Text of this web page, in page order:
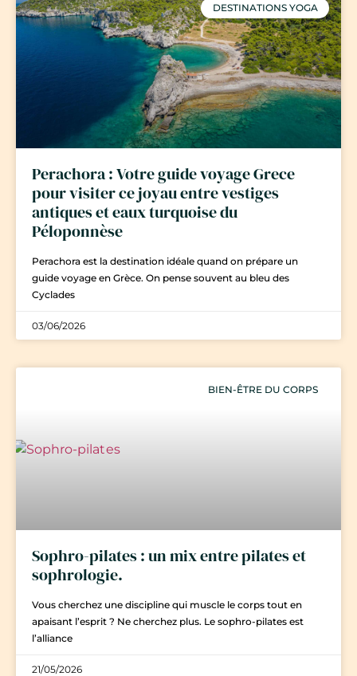
DESTINATIONS YOGA
Perachora : Votre guide voyage Grece
pour visiter ce joyau entre vestiges
antiques et eaux turquoise du
Péloponnèse
Perachora est la destination idéale quand on prépare un
guide voyage en Grèce. On pense souvent au bleu des
Cyclades
03/06/2026
BIEN-ÊTRE DU CORPS
Sophro-pilates : un mix entre pilates et
sophrologie.
Vous cherchez une discipline qui muscle le corps tout en
apaisant l’esprit ? Ne cherchez plus. Le sophro-pilates est
l’alliance
21/05/2026